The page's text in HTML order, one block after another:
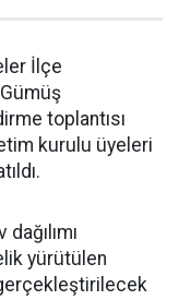
İlçe
toplantısı
kurulu üyeleri
yürütülen